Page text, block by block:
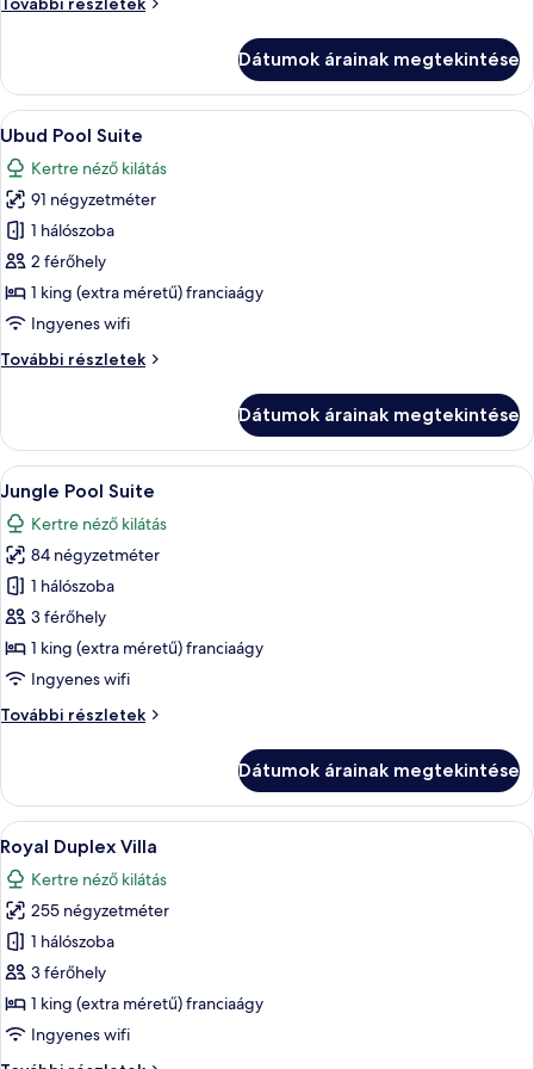
Dátumok árainak megtekintése
A
következő
szoba
összes
képének
megtekintése:
Ubud
Pool
Suite
Egy medence melletti terület,
12
Ubud Pool Suite
Kertre néző kilátás
91 négyzetméter
1 hálószoba
2 férőhely
1 king (extra méretű) franciaágy
Ingyenes wifi
További részletek
Ubud
részletei
Dátumok árainak megtekintése
A
következő
szoba
összes
képének
megtekintése:
Jungle
Pool
Suite
Egy hálószoba, amelyben ágy,
9
Jungle Pool Suite
Kertre néző kilátás
84 négyzetméter
1 hálószoba
3 férőhely
1 king (extra méretű) franciaágy
Ingyenes wifi
További részletek
Jungle
részletei
Dátumok árainak megtekintése
A
következő
szoba
összes
képének
megtekintése:
Royal
Duplex
Egy tágas szoba, amelyben egy
11
Royal Duplex Villa
Kertre néző kilátás
255 négyzetméter
1 hálószoba
3 férőhely
1 king (extra méretű) franciaágy
Ingyenes wifi